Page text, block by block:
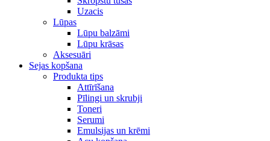
Uzacis
Lūpas
Lūpu balzāmi
Lūpu krāsas
Aksesuāri
Sejas kopšana
Produkta tips
Attīrīšana
Pīlingi un skrubji
Toneri
Serumi
Emulsijas un krēmi